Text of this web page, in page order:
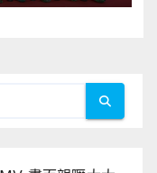
的KARDI